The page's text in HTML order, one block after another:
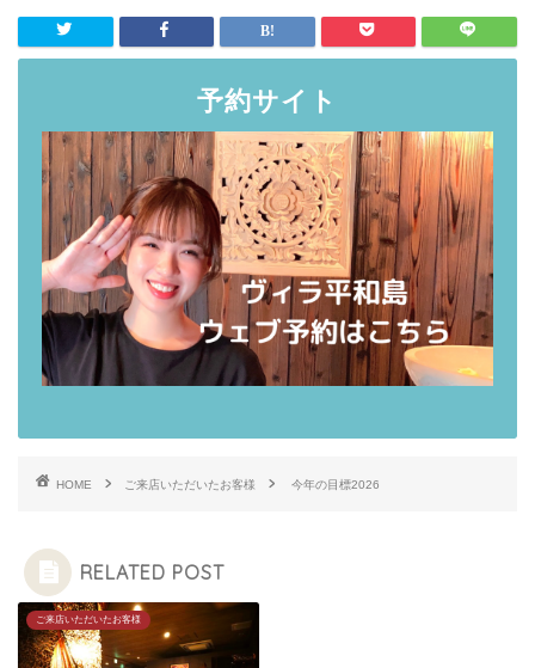
予約サイト
HOME ご来店いただいたお客様 今年の目標2026
RELATED POST
ご来店いただいたお客様